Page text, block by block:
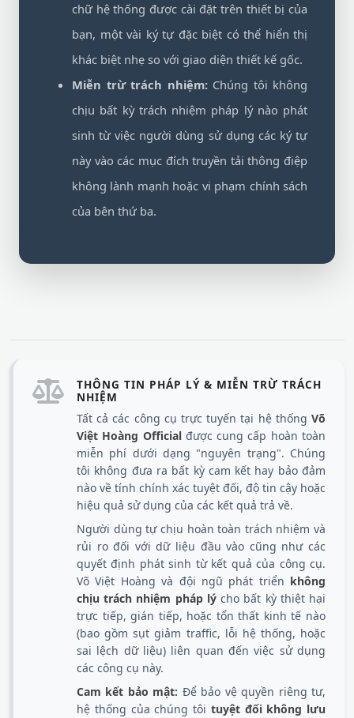
chữ hệ thống được cài đặt trên thiết bị của
bạn, một vài ký tự đặc biệt có thể hiển thị
khác biệt nhẹ so với giao diện thiết kế gốc.
Miễn trừ trách nhiệm:Chúng tôi không
chịu bất kỳ trách nhiệm pháp lý nào phát
sinh từ việc người dùng sử dụng các ký tự
này vào các mục đích truyền tải thông điệp
không lành mạnh hoặc vi phạm chính sách
của bên thứ ba.
THÔNG TIN PHÁP LÝ & MIỄN TRỪ TRÁCH
NHIỆM
Tất cả các công cụ trực tuyến tại hệ thống Võ
Việt Hoàng Officialđược cung cấp hoàn toàn
miễn phí dưới dạng "nguyên trạng". Chúng
tôi không đưa ra bất kỳ cam kết hay bảo đảm
nào về tính chính xác tuyệt đối, độ tin cậy hoặc
hiệu quả sử dụng của các kết quả trả về.
Người dùng tự chịu hoàn toàn trách nhiệm và
rủi ro đối với dữ liệu đầu vào cũng như các
quyết định phát sinh từ kết quả của công cụ.
Võ Việt Hoàng và đội ngũ phát triển không
chịu trách nhiệm pháp lýcho bất kỳ thiệt hại
trực tiếp, gián tiếp, hoặc tổn thất kinh tế nào
(bao gồm sụt giảm traffic, lỗi hệ thống, hoặc
sai lệch dữ liệu) liên quan đến việc sử dụng
các công cụ này.
Cam kết bảo mật: Để bảo vệ quyền riêng tư,
hệ thống của chúng tôi tuyệt đối không lưu